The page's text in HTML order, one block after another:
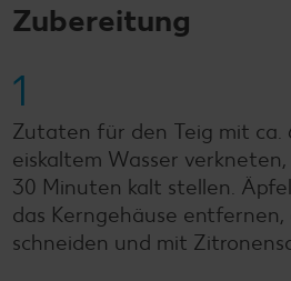
Zubereitung
1
Zutaten für den Teig mit ca.
eiskaltem Wasser
30 Minuten kalt stellen.
das Kerngehäuse
schneiden und mit